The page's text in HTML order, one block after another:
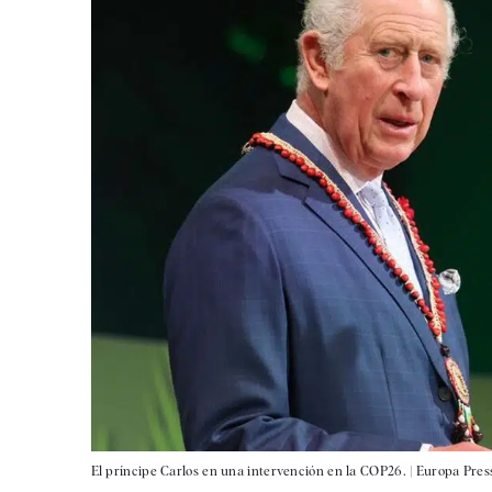
El príncipe Carlos en una intervención en la COP26. | Europa